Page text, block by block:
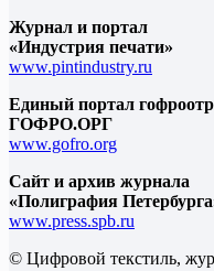
Журнал и портал
«Индустрия печати»
www.pintindustry.ru
Единый портал
ГОФРО.ОРГ
www.gofro.org
Сайт и архив журнала
«Полиграфия
www.press.spb.ru
© Цифровой текстиль,